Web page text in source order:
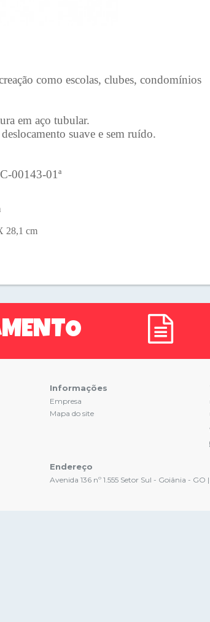
como escolas, clubes, condomínios
em aço tubular.
suave e sem ruído.
00143-01ª
28,1 cm
Informações
Empresa
Mapa do site
Endereço
Avenida 136 nº 1.555 Setor Sul - Goiânia -